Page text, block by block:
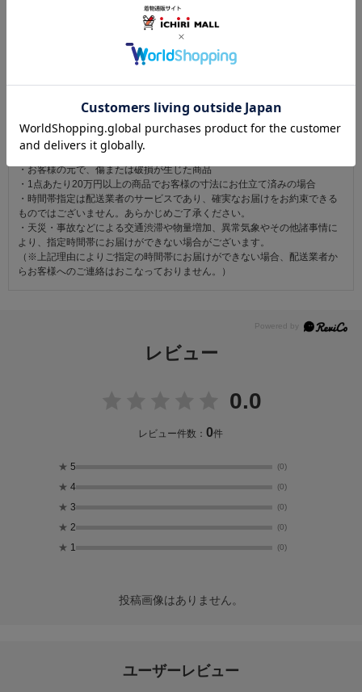
こちらの商品も見ています
注意事項
返品にかかる送料は無料です。
ただし次に該当するものは返品をお受けできません。
・商品到着後31日以上経過した商品
・ご使用になられた商品
・お客様の元で、傷または破損が生じた商品
・1点あたり20万円以上の商品でお客様の寸法にお仕立て済みの場合
・時間帯指定は配送業者のサービスであり、確実なお届けをお約束できる
ものではございません。あらかじめご了承ください。
・天災・事故などによる交通渋滞や物量増加、異常気象やその他諸事情に
より、指定時間帯にお届けができない場合がございます。
（※上記理由によりご指定の時間帯にお届けができない場合、配送業者か
らお客様へのご連絡はおこなっておりません。）
レビュー
0.0
レビュー件数：0件
★ 5 (0)
★ 4 (0)
★ 3 (0)
★ 2 (0)
★ 1 (0)
投稿画像はありません。
ユーザーレビュー